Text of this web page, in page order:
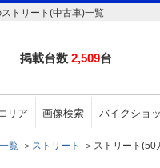
トリート(中古車)一覧
掲載台数 2,509台
リア 画像検索 バイクショ
覧 ＞ ストリート ＞ ストリート(50